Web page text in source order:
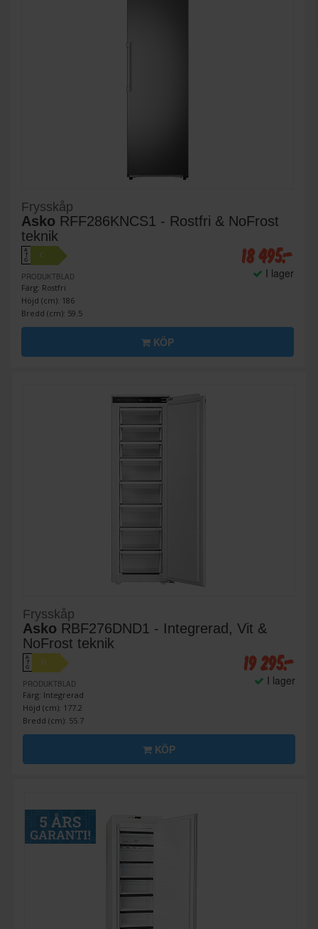
Frysskåp
Asko RFF286KNCS1 - Rostfri & NoFrost
teknik
A
↑
G
C
PRODUKTBLAD
Färg: Rostfri
Höjd (cm): 186
Bredd (cm): 59.5
18 495:-
I lager
KÖP
Frysskåp
Asko RBF276DND1 - Integrerad, Vit &
NoFrost teknik
A
↑
G
D
PRODUKTBLAD
Färg: Integrerad
Höjd (cm): 177.2
Bredd (cm): 55.7
19 295:-
I lager
KÖP